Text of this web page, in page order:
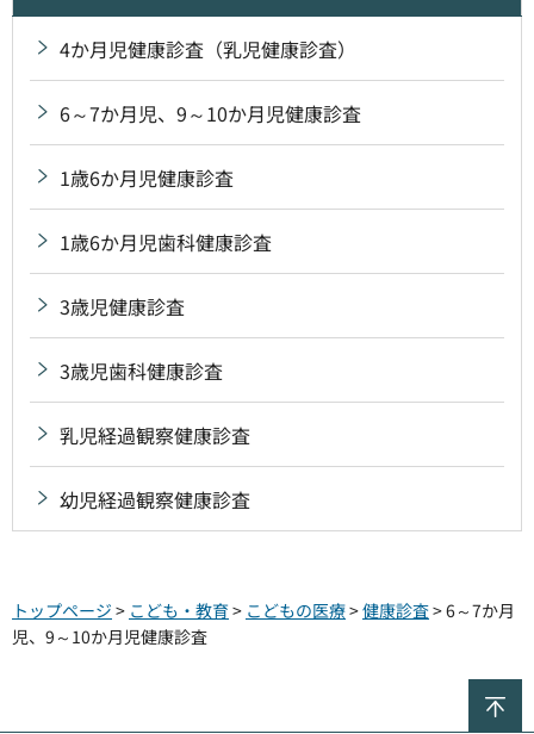
4か月児健康診査（乳児健康診査）
6～7か月児、9～10か月児健康診査
1歳6か月児健康診査
1歳6か月児歯科健康診査
3歳児健康診査
3歳児歯科健康診査
乳児経過観察健康診査
幼児経過観察健康診査
トップページ > こども・教育> こどもの医療>健康診査> 6～7か月
児、9～10か月児健康診査